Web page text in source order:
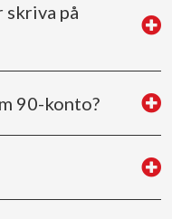
skriva på
90-konto?